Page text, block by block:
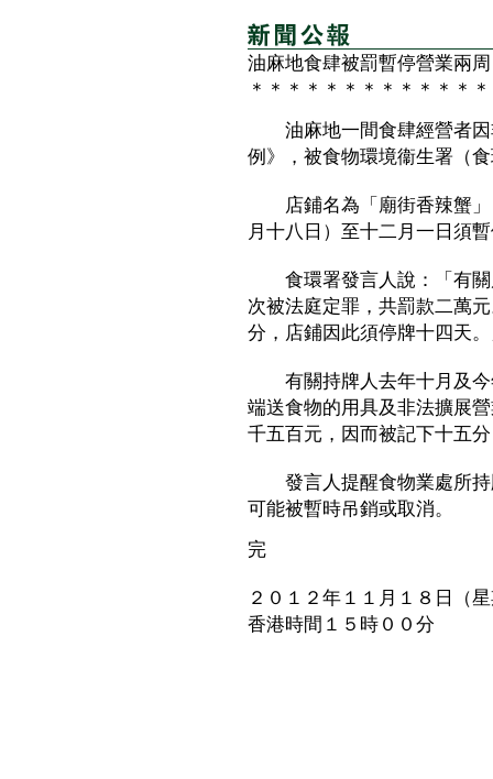
油麻地食肆被罰暫停營業兩周
＊＊＊＊＊＊＊＊＊＊＊＊＊
油麻地一間食肆經營者因
例》，被食物環境衞生署（
店鋪名為「廟街香辣蟹」
月十八日）至十二月一日須
食環署發言人說：「有關
次被法庭定罪，共罰款二萬
分，店鋪因此須停牌十四天
有關持牌人去年十月及今
端送食物的用具及非法擴展
千五百元，因而被記下十五
發言人提醒食物業處所持
可能被暫時吊銷或取消。
完
２０１２年１１月１８日（
香港時間１５時００分